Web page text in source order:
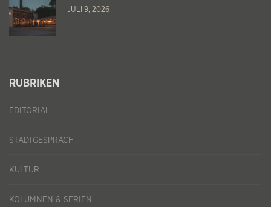
JULI 9, 2026
RUBRIKEN
EDITORIAL
STADTGESPRÄCH
KULTUR
KOLUMNEN & SERIEN